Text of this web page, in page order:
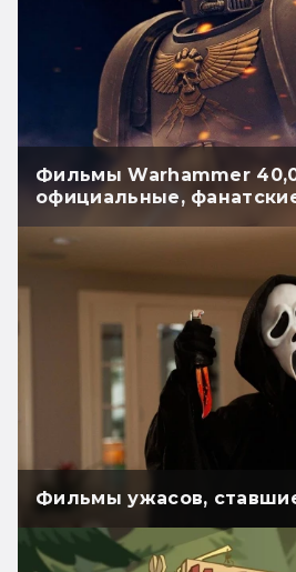
Фильмы Warhammer
официальные,
Фильмы ужасов,